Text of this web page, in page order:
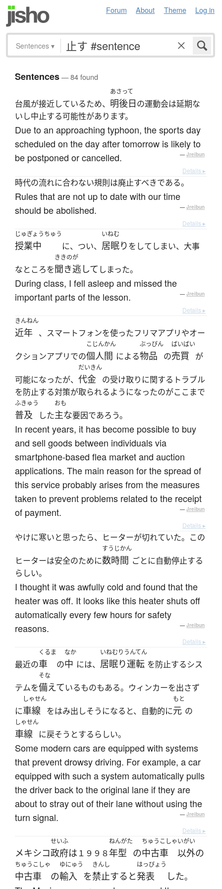
Forum About Theme Log in
Sentences ▾
Sentences— 84 found
台風が接近しているため、
あさって
明後日の運動会は延期な
いし中止する可能性があります。
Due to an approaching typhoon, the sports day
scheduled on the day after tomorrow is likely to
be postponed or cancelled.
— Jreibun
Details ▸
時代の流れに合わない規則は廃止すべきである。
Rules that are not up to date with our time
should be abolished.
— Jreibun
Details ▸
じゅぎょうちゅう
授業中 に、つい、
いねむ
居眠りをしてしまい、大事
なところを
ききのが
聞き逃して しまった。
During class, I fell asleep and missed the
important parts of the lesson.
— Jreibun
Details ▸
きんねん
近年 、スマートフォンを使ったフリマアプリやオー
クションアプリでの
こじんかん
個人間 による
ぶっぴん
物品 の
ばいばい
売買 が
可能になったが、
だいきん
代金 の受け取りに関するトラブル
を防止する対策が取られるようになったのがここまで
ふきゅう
普及 した
おも
主な要因であろう。
In recent years, it has become possible to buy
and sell goods between individuals via
smartphone-based flea market and auction
applications. The main reason for the spread of
this service probably arises from the measures
taken to prevent problems related to the receipt
of payment.
— Jreibun
Details ▸
やけに寒いと思ったら、ヒーターが切れていた。この
ヒーターは安全のために
すうじかん
数時間 ごとに自動停止する
らしい。
I thought it was awfully cold and found that the
heater was off. It looks like this heater shuts off
automatically every few hours for safety
reasons.
— Jreibun
Details ▸
最近の
くるま
車 の
なか
中 には、
いねむりうんてん
居眠り運転 を防止するシス
テムを
そな
備えているものもある。ウィンカーを出さず
に
しゃせん
車線 をはみ出しそうになると、自動的に
もと
元 の
しゃせん
車線 に戻そうとするらしい。
Some modern cars are equipped with systems
that prevent drowsy driving. For example, a car
equipped with such a system automatically pulls
the driver back to the original lane if they are
about to stray out of their lane without using the
turn signal.
— Jreibun
Details ▸
メキシコ
せいふ
政府は １９９８
ねんがた
年型 の
ちゅうこしゃ
中古車
いがい
以外の
ちゅうこしゃ
中古車 の
ゆにゅう
輸入 を
きんし
禁止する と
はっぴょう
発表 した。